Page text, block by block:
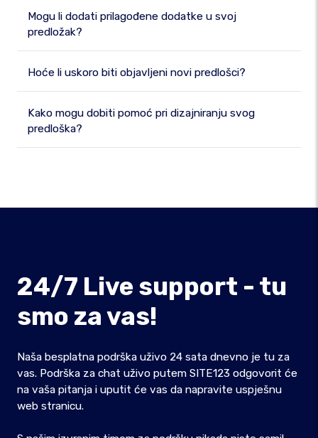
Mogu li dodati prilagođene dodatke u svoj
predložak?
Hoće li uskoro biti objavljeni novi predlošci?
Kako mogu dobiti pomoć pri dizajniranju svog
predloška?
24/7 Live support - tu
smo za vas!
Naša besplatna podrška uživo 24 sata dnevno je tu za
vas. Podrška za chat uživo putem SITE123 odgovorit će
na vaša pitanja i uputit će vas da napravite uspješnu
web stranicu.